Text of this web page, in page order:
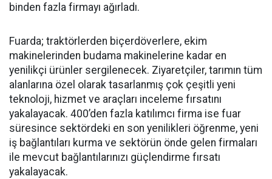
binden fazla firmayı ağırladı.
Fuarda; traktörlerden biçerdöverlere, ekim
makinelerinden budama makinelerine kadar en
yenilikçi ürünler sergilenecek. Ziyaretçiler, tarımın tüm
alanlarına özel olarak tasarlanmış çok çeşitli yeni
teknoloji, hizmet ve araçları inceleme fırsatını
yakalayacak. 400’den fazla katılımcı firma ise fuar
süresince sektördeki en son yenilikleri öğrenme, yeni
iş bağlantıları kurma ve sektörün önde gelen firmaları
ile mevcut bağlantılarınızı güçlendirme fırsatı
yakalayacak.